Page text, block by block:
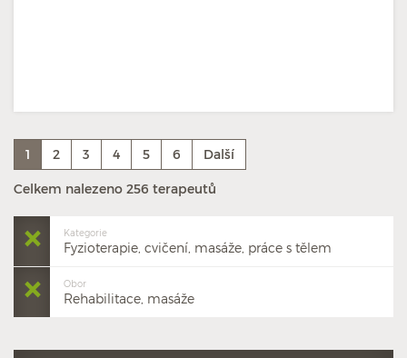
1 2 3 4 5 6 Další
Celkem nalezeno 256 terapeutů
Kategorie
Fyzioterapie, cvičení, masáže, práce s tělem
Obor
Rehabilitace, masáže